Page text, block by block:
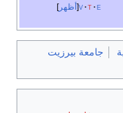
أظهر v t e
جامعة بيرزيت